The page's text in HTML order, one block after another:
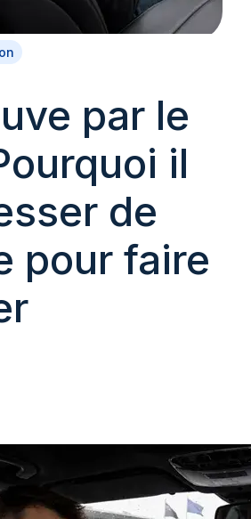
par le
il
de
pour faire